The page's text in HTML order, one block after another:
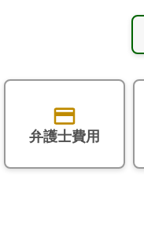
弁護士費用